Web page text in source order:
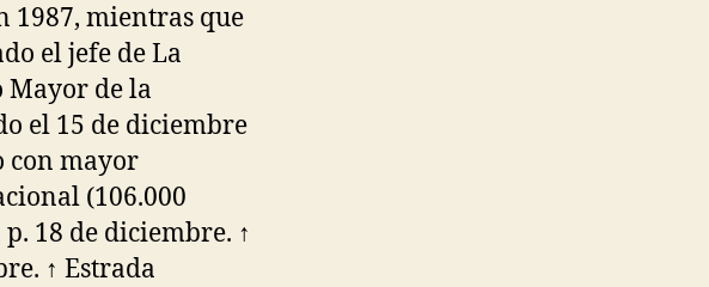
mientras que
el jefe de La
Mayor de la
el 15 de diciembre
con mayor
(106.000
18 de diciembre. ↑
↑ Estrada